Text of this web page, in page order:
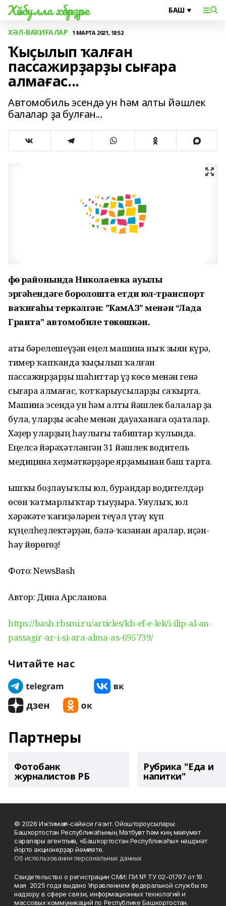
Хәйбулла хәбәрҙәре
ХӘЛ-ВАҠИҒАЛАР 1 МАРТА 2021, 18:52
Ҡыҫылып ҡалған
пассажирҙарҙы сығара
алмағас...
Автомобиль эсендә ун һәм алты йәшлек
балалар ҙа булған...
Өфө районында Николаевка ауылы
эргәһендәге боролошта етди юл-транспорт
ваҡиғаһы теркәлгән: ”КамАЗ” менән “Лада
Гранта” автомобиле төкөшкән.
Ҡаты бәрелешеүҙән еңел машина ныҡ зыян күрә,
тимер ҡапҡанда ҡыҫылып ҡалған
пассажирҙарҙы шаһиттар үҙ көсө менән генә
сығара алмағас, ҡотҡарыусыларҙы саҡырта.
Машина эсендә ун һәм алты йәшлек балалар ҙа
була, уларҙы әсәһе менән дауаханаға оҙаталар.
Хәҙер уларҙың һаулығы табиптар ҡулында.
Еңелсә йәрәхәтләнгән 31 йәшлек водитель
медицина хеҙмәткәрҙәре ярҙамынан баш тарта.
Ҡышҡы боҙлауыҡлы юл, бурандар водителдәр
өсөн ҡатмарлыҡтар тыуҙыра. Уяулыҡ, юл
хәрәкәте ҡағиҙәләрен теүәл үтәү күп
күңелһеҙлектәрҙән, бәлә-ҡазанан аралар, иҫән-
һау йөрөгөҙ!
Фото: NewsBash
Автор: Дина Арсланова
https://bash.rbsmi.ru/articles/kh-ef-e-lek/i-ilip-al-an-
passagir-ar-i-si-ara-alma-as-695739/
Читайте нас
Партнеры
Фотобанк
журналистов РБ
Рубрика "Еда и
напитки"
© 2026 Ижтимағи-сәйәси гәзит. Ойоштороусылары:
Башҡортостан Республикаһының Матбуғат һәм киң мәғлүмәт
саралары агентлығы, «Башҡортостан Республикаһы» нәшриәт
йорто акционерҙар йәмғиәте.
Об использовании персональных данных
Свидетельство о регистрации СМИ: ПИ № ТУ 02-01797 от 19
мая 2025 года выдано Управлением федеральной службы по
надзору в сфере связи, информационных технологий и
массовых коммуникаций по Республике Башкортостан.